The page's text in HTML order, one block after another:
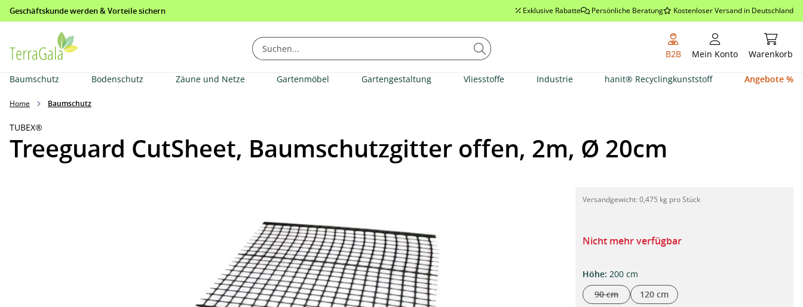
Zur Hauptnavigation springen
Geschäftskunde werden & Vorteile sichern Exklusive Rabatte Persönliche Beratung Kostenloser Versand in Deutschland
B2B Mein Konto Warenkorb
Baumschutz Bodenschutz Zäune und Netze Gartenmöbel Gartengestaltung Vliesstoffe Industrie hanit® Recyclingkunststoff Angebote %
Home Baumschutz
TUBEX®
Treeguard CutSheet, Baumschutzgitter offen, 2m, Ø 20cm
Treeguard CutSheet, Baumschutzgitter offen, 2m, Ø
Versandgewicht: 0,475 kg pro Stück
Nicht mehr verfügbar
Höheauswählen
:200 cm
90 cm
(Diese Option ist zurzeit nicht verfügbar.)
120 cm